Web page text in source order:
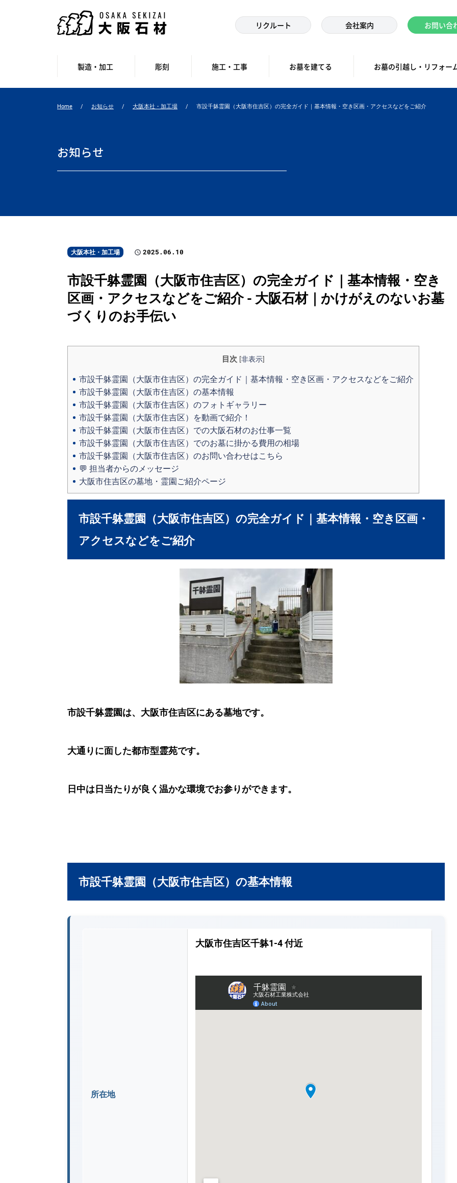
リクルート 会社案内 お問い合
製造・加工 彫刻 施工・工事 お墓を建てる お墓の引越し・リフォー
Home お知らせ 大阪本社・加工場 市設千躰霊園（大阪市住吉区）の完全ガイド｜基本情報・空き区画・アクセスなどをご紹介
お知らせ
大阪本社・加工場 2025.06.10
市設千躰霊園（大阪市住吉区）の完全ガイド｜基本情報・空き
区画・アクセスなどをご紹介 - 大阪石材｜かけがえのないお墓
づくりのお手伝い
目次 [非表示]
市設千躰霊園（大阪市住吉区）の完全ガイド｜基本情報・空き区画・アクセスなどをご紹介
市設千躰霊園（大阪市住吉区）の基本情報
市設千躰霊園（大阪市住吉区）のフォトギャラリー
市設千躰霊園（大阪市住吉区）を動画で紹介！
市設千躰霊園（大阪市住吉区）での大阪石材のお仕事一覧
市設千躰霊園（大阪市住吉区）でのお墓に掛かる費用の相場
市設千躰霊園（大阪市住吉区）のお問い合わせはこちら
💬 担当者からのメッセージ
大阪市住吉区の墓地・霊園ご紹介ページ
市設千躰霊園（大阪市住吉区）の完全ガイド｜基本情報・空き区画・
アクセスなどをご紹介
市設千躰霊園は、大阪市住吉区にある墓地です。
大通りに面した都市型霊苑です。
日中は日当たりが良く温かな環境でお参りができます。
市設千躰霊園（大阪市住吉区）の基本情報
所在地
大阪市住吉区千躰1-4 付近